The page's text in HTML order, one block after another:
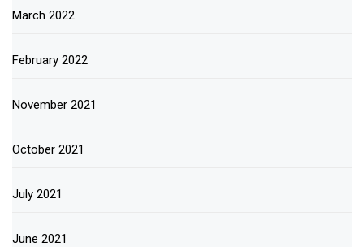
March 2022
February 2022
November 2021
October 2021
July 2021
June 2021